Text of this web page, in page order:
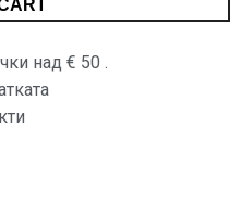
над € 50 .